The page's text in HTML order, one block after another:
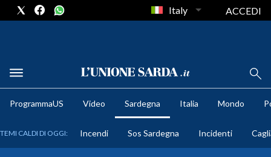
METEO
Italy ACCEDI
ProgrammaUS Video Sardegna Italia Mondo
TEMI CALDI DI OGGI: Incendi Sos Sardegna Incidenti